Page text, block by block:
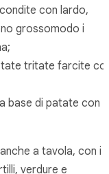
con lardo,
grossomodo i
tritate farcite
base di patate con
a tavola, con i
verdure e